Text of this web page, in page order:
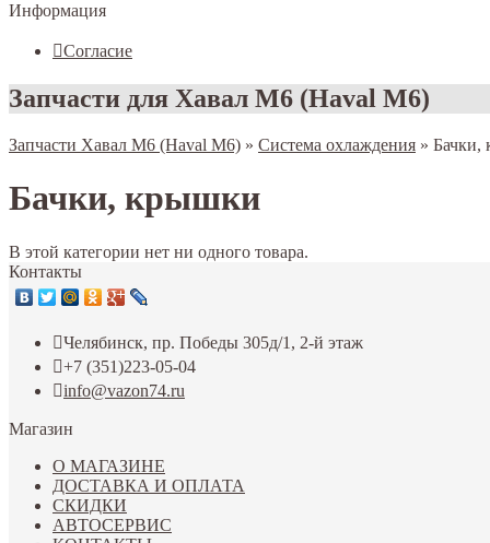
Информация
Согласие
Запчасти для Хавал M6 (Haval M6)
Запчасти Хавал M6 (Haval M6) » Система охлаждения » Бачки,
Бачки, крышки
В этой категории нет ни одного товара.
Контакты
Челябинск, пр. Победы 305д/1, 2-й этаж
+7 (351)223-05-04
info@vazon74.ru
Магазин
О МАГАЗИНЕ
ДОСТАВКА И ОПЛАТА
СКИДКИ
АВТОСЕРВИС